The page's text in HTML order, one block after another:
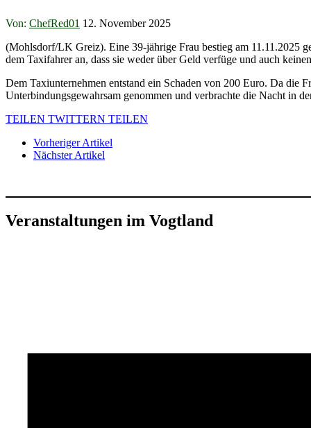
Von: ChefRed01 12. November 2025
(Mohlsdorf/LK Greiz). Eine 39-jährige Frau bestieg am 11.11.2025
dem Taxifahrer an, dass sie weder über Geld verfüge und auch
Dem Taxiunternehmen entstand ein Schaden von 200 Euro. Da die
Unterbindungsgewahrsam genommen und verbrachte die Nacht in
TEILEN TWITTERN TEILEN
Vorheriger Artikel
Nächster Artikel
Veranstaltungen im Vogtland